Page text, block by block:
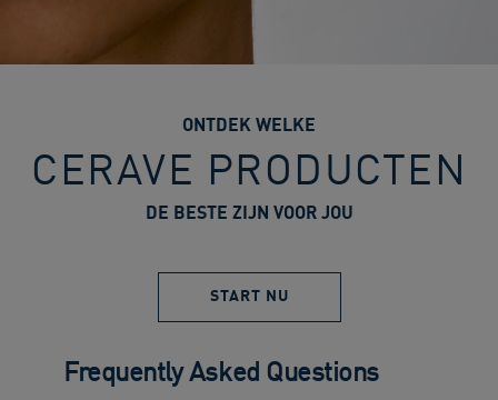
ONTDEK WELKE
CERAVE PRODUCTEN
DE BESTE ZIJN VOOR JOU
START NU
Frequently Asked Questions